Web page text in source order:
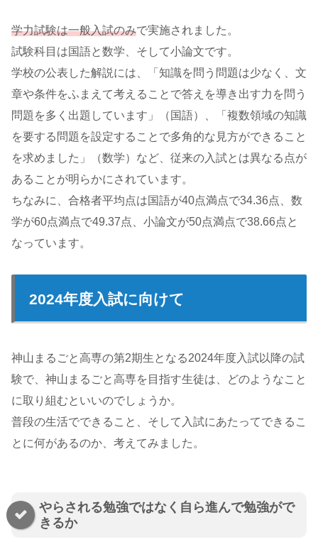
学力試験は一般入試のみで実施されました。
試験科目は国語と数学、そして小論文です。
学校の公表した解説には、「知識を問う問題は少なく、文
章や条件をふまえて考えることで答えを導き出す力を問う
問題を多く出題しています」（国語）、「複数領域の知識
を要する問題を設定することで多角的な見方ができること
を求めました」（数学）など、従来の入試とは異なる点が
あることが明らかにされています。
ちなみに、合格者平均点は国語が40点満点で34.36点、数
学が60点満点で49.37点、小論文が50点満点で38.66点と
なっています。
2024年度入試に向けて
神山まるごと高専の第2期生となる2024年度入試以降の試
験で、神山まるごと高専を目指す生徒は、どのようなこと
に取り組むといいのでしょうか。
普段の生活でできること、そして入試にあたってできるこ
とに何があるのか、考えてみました。
やらされる勉強ではなく自ら進んで勉強がで
きるか